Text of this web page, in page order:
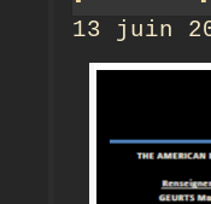
13 juin